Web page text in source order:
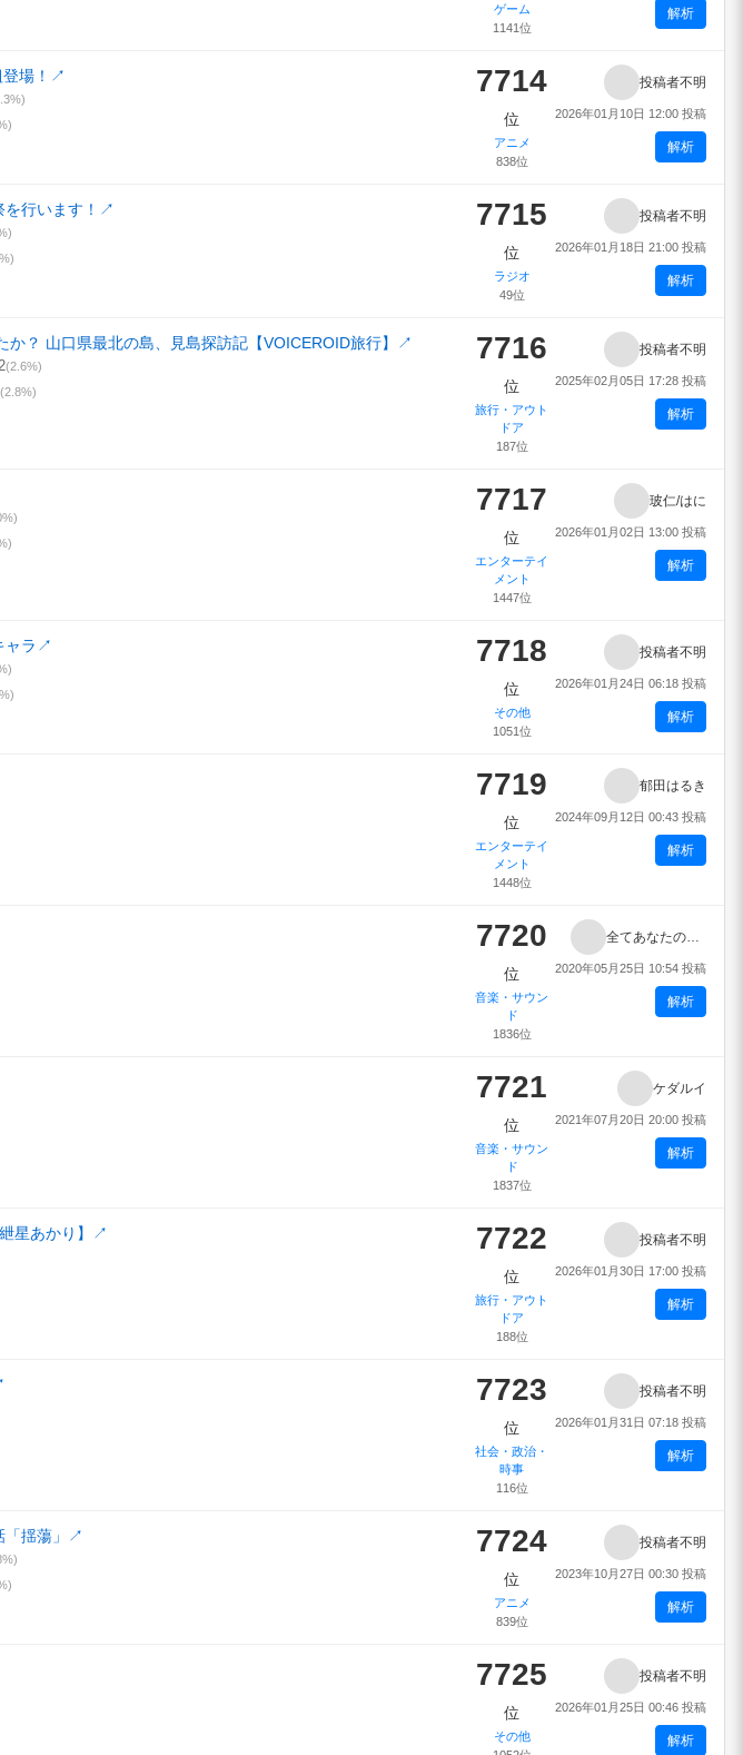
ゲーム
1141位
解析
場！ ↗ 7714
位
アニメ
838位
投稿者不明
2026年01月10日 12:00 投稿
解析
行います！ ↗ 7715
位
ラジオ
49位
投稿者不明
2026年01月18日 21:00 投稿
解析
？ 山口県最北の島、見島探訪記【VOICEROID旅行】 ↗
(2.6%)
(2.8%)
7716
位
旅行・アウト
ドア
187位
投稿者不明
2025年02月05日 17:28 投稿
解析
7717
位
エンターテイ
メント
1447位
玻仁/はに
2026年01月02日 13:00 投稿
解析
ャラ ↗ 7718
位
その他
1051位
投稿者不明
2026年01月24日 06:18 投稿
解析
7719
位
エンターテイ
メント
1448位
郁田はるき
2024年09月12日 00:43 投稿
解析
7720
位
音楽・サウン
ド
1836位
全てあなたの所為です。
2020年05月25日 10:54 投稿
解析
7721
位
音楽・サウン
ド
1837位
ケダルイ
2021年07月20日 20:00 投稿
解析
星あかり】 ↗ 7722
位
旅行・アウト
ドア
188位
投稿者不明
2026年01月30日 17:00 投稿
解析
7723
位
社会・政治・
時事
116位
投稿者不明
2026年01月31日 07:18 投稿
解析
揺蕩」 ↗ 7724
位
アニメ
839位
投稿者不明
2023年10月27日 00:30 投稿
解析
7725
位
その他
投稿者不明
2026年01月25日 00:46 投稿
解析